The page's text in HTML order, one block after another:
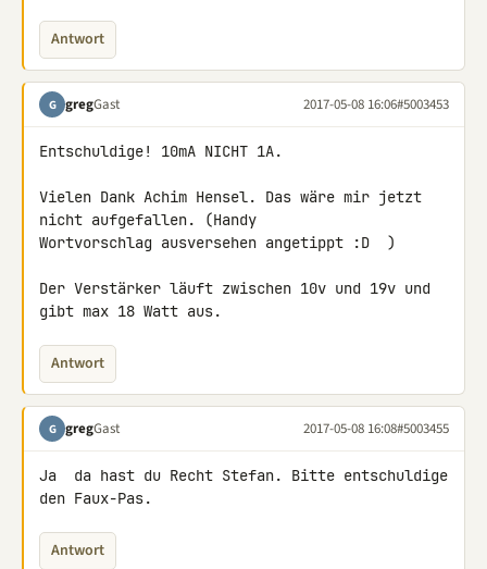
Antwort
G gregGast 2017-05-08 16:06#5003453
Entschuldige! 10mA NICHT 1A.
Vielen Dank Achim Hensel. Das wäre mir jetzt
nicht aufgefallen. (Handy
Wortvorschlag ausversehen angetippt :D  )
Der Verstärker läuft zwischen 10v und 19v und
gibt max 18 Watt aus.
Antwort
G gregGast 2017-05-08 16:08#5003455
Ja  da hast du Recht Stefan. Bitte entschuldige
den Faux-Pas.
Antwort